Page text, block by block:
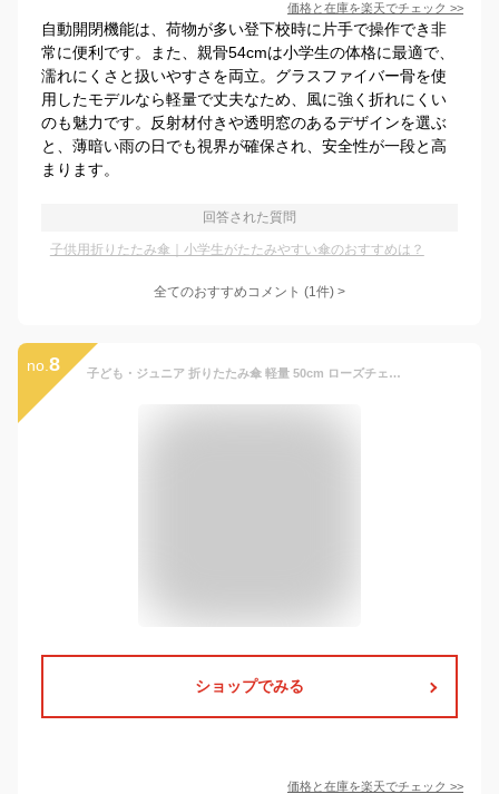
価格と在庫を楽天でチェック >>
自動開閉機能は、荷物が多い登下校時に片手で操作でき非
常に便利です。また、親骨54cmは小学生の体格に最適で、
濡れにくさと扱いやすさを両立。グラスファイバー骨を使
用したモデルなら軽量で丈夫なため、風に強く折れにくい
のも魅力です。反射材付きや透明窓のあるデザインを選ぶ
と、薄暗い雨の日でも視界が確保され、安全性が一段と高
まります。
回答された質問
子供用折りたたみ傘｜小学生がたたみやすい傘のおすすめは？
全てのおすすめコメント (1件) >
no. 8 子ども・ジュニア 折りたたみ傘 軽量 50cm ローズチェーン フラワー バラ 薔薇 柄【3段式 アルミ軽量 PP曲り手元 3色】小学生 通学 花柄 可愛い エレガント 上品
ショップでみる
価格と在庫を楽天でチェック >>